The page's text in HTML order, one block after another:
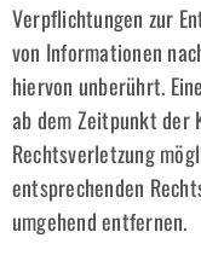
Verpflichtungen zur
von Informationen
hiervon unberührt.
ab dem Zeitpunkt der
Rechtsverletzung
entsprechenden
umgehend entfernen.